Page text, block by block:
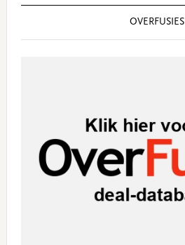
OVERFUSIES